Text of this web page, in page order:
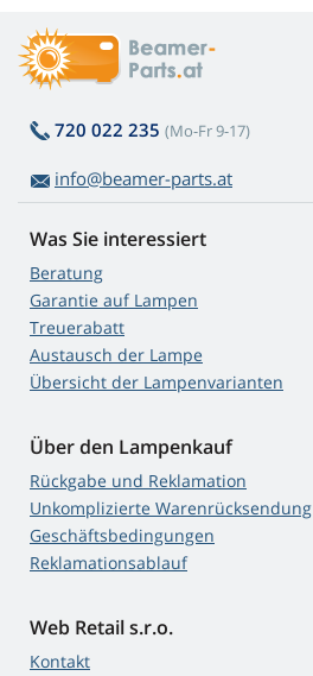
720 022 235 (Mo-Fr 9-17)
info@beamer-parts.at
Was Sie interessiert
Beratung
Garantie auf Lampen
Treuerabatt
Austausch der Lampe
Übersicht der Lampenvarianten
Über den Lampenkauf
Rückgabe und Reklamation
Unkomplizierte Warenrücksendung
Geschäftsbedingungen
Reklamationsablauf
Web Retail s.r.o.
Kontakt